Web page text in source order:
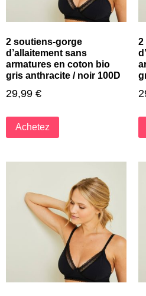
2 soutiens-gorge
d’allaitement sans
armatures en coton bio
gris anthracite / noir 100D
29,99 €
Achetez
2